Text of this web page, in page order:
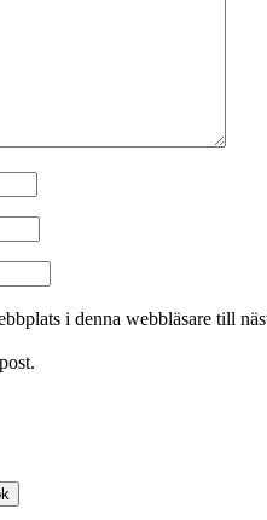
i denna webbläsare till